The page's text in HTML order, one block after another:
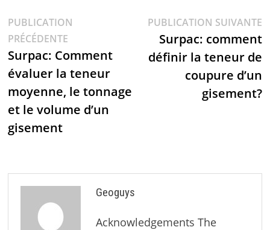
PUBLICATION
PRÉCÉDENTE
Surpac: Comment
évaluer la teneur
moyenne, le tonnage
et le volume d’un
gisement
PUBLICATION SUIVANTE
Surpac: comment
définir la teneur de
coupure d’un
gisement?
Geoguys
Acknowledgements The